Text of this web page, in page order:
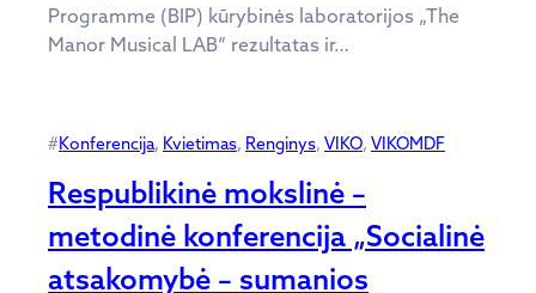
Programme (BIP) kūrybinės laboratorijos „The
Manor Musical LAB“ rezultatas ir…
#Konferencija, Kvietimas, Renginys, VIKO, VIKOMDF
Respublikinė mokslinė –
metodinė konferencija „Socialinė
atsakomybė – sumanios